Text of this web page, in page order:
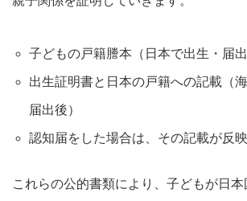
子どもの戸籍謄本（日本で出生・届出
出生証明書と日本の戸籍への記載（
届出後）
認知届をした場合は、その記載が反
これらの公的書類により、子どもが日本